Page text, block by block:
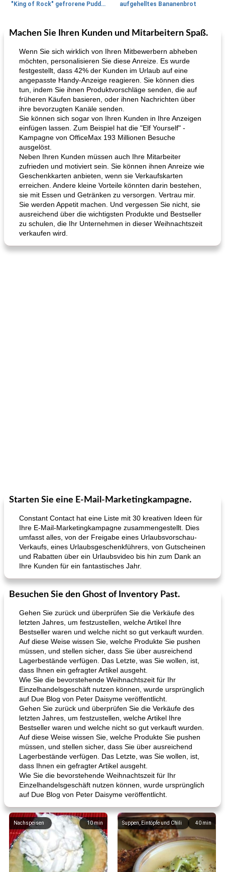
"King of Rock" gefrorene Pudding Pops aufgehelltes Bananenbrot
27min
Mittagessen / Snacks
Hühnchen, Süßkartoffelsuppe
50min
Potluck Desserts
Machen Sie Ihren Kunden und Mitarbeitern Spaß.
Wenn Sie sich wirklich von Ihren Mitbewerbern abheben
möchten, personalisieren Sie diese Anreize. Es wurde
festgestellt, dass 42% der Kunden im Urlaub auf eine
angepasste Handy-Anzeige reagieren. Sie können dies
tun, indem Sie ihnen Produktvorschläge senden, die auf
früheren Käufen basieren, oder ihnen Nachrichten über
ihre bevorzugten Kanäle senden.
Sie können sich sogar von Ihren Kunden in Ihre Anzeigen
einfügen lassen. Zum Beispiel hat die "Elf Yourself" -
Kampagne von OfficeMax 193 Millionen Besuche
ausgelöst.
Neben Ihren Kunden müssen auch Ihre Mitarbeiter
zufrieden und motiviert sein. Sie können ihnen Anreize wie
Geschenkkarten anbieten, wenn sie Verkaufskarten
erreichen. Andere kleine Vorteile könnten darin bestehen,
sie mit Essen und Getränken zu versorgen. Vertrau mir.
Sie werden Appetit machen. Und vergessen Sie nicht, sie
ausreichend über die wichtigsten Produkte und Bestseller
zu schulen, die Ihr Unternehmen in dieser Weihnachtszeit
verkaufen wird.
Starten Sie eine E-Mail-Marketingkampagne.
Constant Contact hat eine Liste mit 30 kreativen Ideen für
Ihre E-Mail-Marketingkampagne zusammengestellt. Dies
umfasst alles, von der Freigabe eines Urlaubsvorschau-
Verkaufs, eines Urlaubsgeschenkführers, von Gutscheinen
und Rabatten über ein Urlaubsvideo bis hin zum Dank an
Ihre Kunden für ein fantastisches Jahr.
Besuchen Sie den Ghost of Inventory Past.
Gehen Sie zurück und überprüfen Sie die Verkäufe des
letzten Jahres, um festzustellen, welche Artikel Ihre
Bestseller waren und welche nicht so gut verkauft wurden.
Auf diese Weise wissen Sie, welche Produkte Sie pushen
müssen, und stellen sicher, dass Sie über ausreichend
Lagerbestände verfügen. Das Letzte, was Sie wollen, ist,
dass Ihnen ein gefragter Artikel ausgeht.
Wie Sie die bevorstehende Weihnachtszeit für Ihr
Einzelhandelsgeschäft nutzen können, wurde ursprünglich
auf Due Blog von Peter Daisyme veröffentlicht.
Gehen Sie zurück und überprüfen Sie die Verkäufe des
letzten Jahres, um festzustellen, welche Artikel Ihre
Bestseller waren und welche nicht so gut verkauft wurden.
Auf diese Weise wissen Sie, welche Produkte Sie pushen
müssen, und stellen sicher, dass Sie über ausreichend
Lagerbestände verfügen. Das Letzte, was Sie wollen, ist,
dass Ihnen ein gefragter Artikel ausgeht.
Wie Sie die bevorstehende Weihnachtszeit für Ihr
Einzelhandelsgeschäft nutzen können, wurde ursprünglich
auf Due Blog von Peter Daisyme veröffentlicht.
10min
Nachspeisen 40 min
Suppen, Eintöpfe und Chili